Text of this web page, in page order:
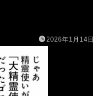
2026年1月14日